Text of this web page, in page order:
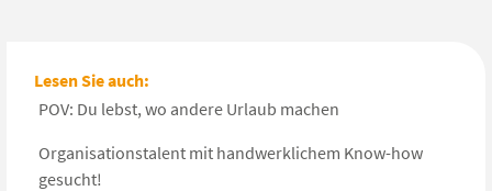
Lesen Sie auch:
POV: Du lebst, wo andere Urlaub machen
Organisationstalent mit handwerklichem Know-how
gesucht!